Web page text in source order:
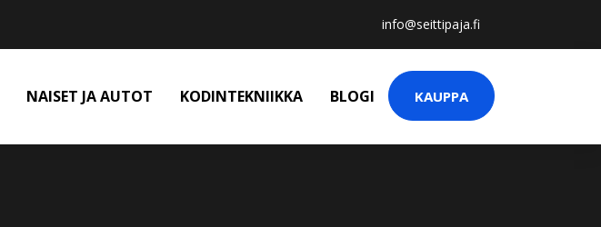
info@seittipaja.fi
NAISET JA AUTOT KODINTEKNIIKKA BLOGI KAUPPA